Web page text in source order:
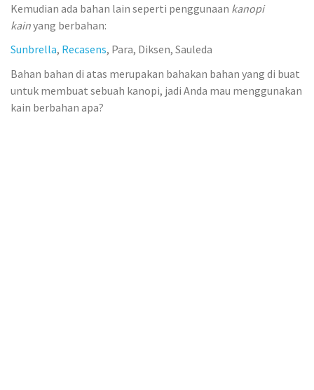
Kemudian ada bahan lain seperti penggunaan kanopi
kainyang berbahan:
Sunbrella, Recasens, Para, Diksen, Sauleda
Bahan bahan di atas merupakan bahakan bahan yang di buat
untuk membuat sebuah kanopi, jadi Anda mau menggunakan
kain berbahan apa?